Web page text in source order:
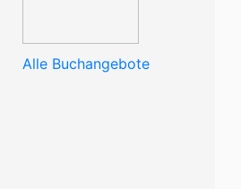
Alle Buchangebote